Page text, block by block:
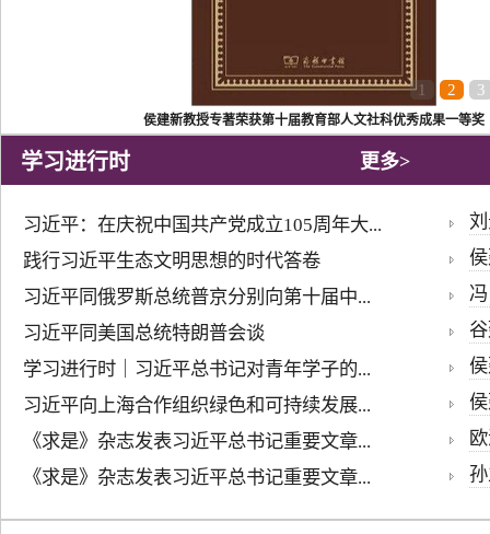
1 2 3
侯建新教授专著荣获第十届教育部人文社科优秀成果一等奖
学习进行时 更多>
习近平：在庆祝中国共产党成立105周年大...
践行习近平生态文明思想的时代答卷
习近平同俄罗斯总统普京分别向第十届中...
习近平同美国总统特朗普会谈
学习进行时｜习近平总书记对青年学子的...
习近平向上海合作组织绿色和可持续发展...
《求是》杂志发表习近平总书记重要文章...
《求是》杂志发表习近平总书记重要文章...